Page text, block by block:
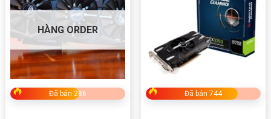
HÀNG ORDER
Đã bán 286 Đã bán 744